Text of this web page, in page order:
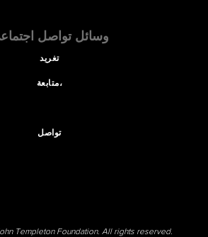
وسائل تواصل
تغريد
متابعة،
تواصل
Templeton Foundation. All rights reserved.